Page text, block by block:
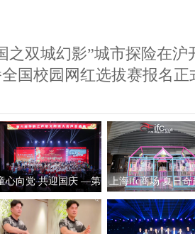
之双城幻影”城市探险在沪
国校园网红选拔赛报名正
心向党 共迎国庆 —第
六届“华韵之声”语文朗
大会总展演在京隆重
上海ifc商场 夏日奇
拟互动艺术展